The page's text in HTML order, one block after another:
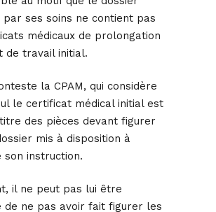
par ses soins ne contient pas
médicaux de prolongation
de travail initial.
la CPAM, qui considère
le certificat médical initial est
des pièces devant figurer
mis à disposition à
son instruction.
il ne peut pas lui être
de ne pas avoir fait figurer les